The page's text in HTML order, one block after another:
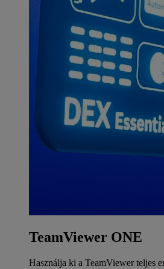
TeamViewer ONE
Használja ki a TeamViewer teljes